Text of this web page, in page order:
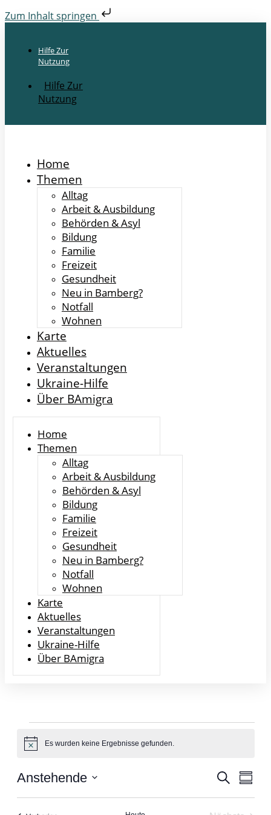
Zum Inhalt springen
Hilfe Zur
Nutzung
Hilfe Zur
Nutzung
Home
Themen
Alltag
Arbeit & Ausbildung
Behörden & Asyl
Bildung
Familie
Freizeit
Gesundheit
Neu in Bamberg?
Notfall
Wohnen
Karte
Aktuelles
Veranstaltungen
Ukraine-Hilfe
Über BAmigra
Home
Themen
Alltag
Arbeit & Ausbildung
Behörden & Asyl
Bildung
Familie
Freizeit
Gesundheit
Neu in Bamberg?
Notfall
Wohnen
Karte
Aktuelles
Veranstaltungen
Ukraine-Hilfe
Über BAmigra
Veranstaltungen
HinweisEs wurden keine Ergebnisse gefunden.
Suche
Suche
Anstehende